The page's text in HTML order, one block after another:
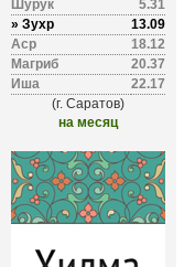
Шурук
5.31
» Зухр
13.09
Аср
18.12
Магриб
20.37
Иша
22.17
(г. Саратов)
на месяц